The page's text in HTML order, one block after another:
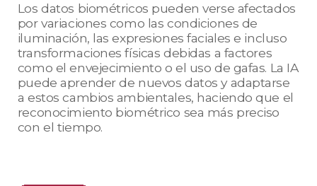
Los datos biométricos pueden verse afectados
por variaciones como las condiciones de
iluminación, las expresiones faciales e incluso
transformaciones físicas debidas a factores
como el envejecimiento o el uso de gafas. La IA
puede aprender de nuevos datos y adaptarse
a estos cambios ambientales, haciendo que el
reconocimiento biométrico sea más preciso
con el tiempo.